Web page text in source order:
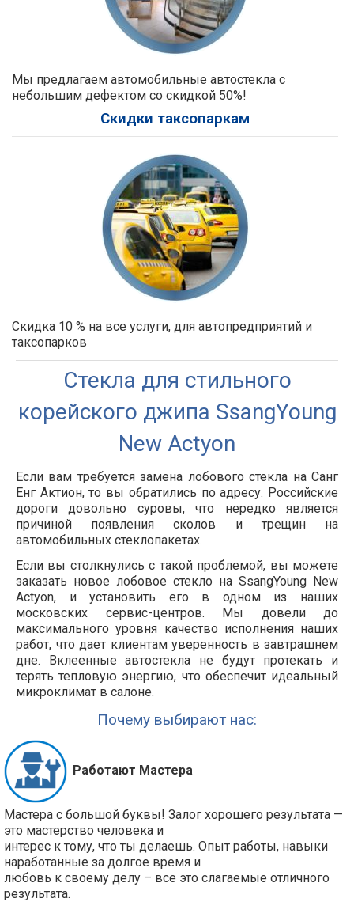
Мы предлагаем автомобильные автостекла с
небольшим дефектом со скидкой 50%!
Скидки таксопаркам
Скидка 10 % на все услуги, для автопредприятий и
таксопарков
Стекла для стильного
корейского джипа SsangYoung
New Actyon
Если вам требуется замена лобового стекла на Санг
Енг Актион, то вы обратились по адресу. Российские
дороги довольно суровы, что нередко является
причиной появления сколов и трещин на
автомобильных стеклопакетах.
Если вы столкнулись с такой проблемой, вы можете
заказать новое лобовое стекло на SsangYoung New
Actyon, и установить его в одном из наших
московских сервис-центров. Мы довели до
максимального уровня качество исполнения наших
работ, что дает клиентам уверенность в завтрашнем
дне. Вклеенные автостекла не будут протекать и
терять тепловую энергию, что обеспечит идеальный
микроклимат в салоне.
Почему выбирают нас:
Работают Мастера
Мастера с большой буквы! Залог хорошего результата —
это мастерство человека и
интерес к тому, что ты делаешь. Опыт работы, навыки
наработанные за долгое время и
любовь к своему делу – все это слагаемые отличного
результата.